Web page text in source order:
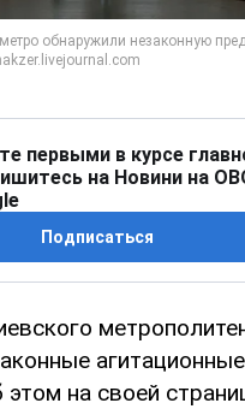
первыми в курсе
на Новини на
Подписаться
агитационные
на своей